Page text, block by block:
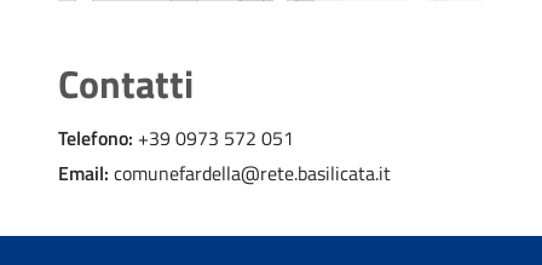
Contatti
Telefono: +39 0973 572 051
Email: comunefardella@rete.basilicata.it